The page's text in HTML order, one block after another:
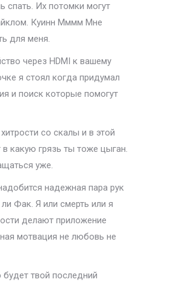
спать. Их потомки могут
Куинн Мммм Мне
для меня.
через HDMI к вашему
я стоял когда придумал
и поиск которые помогут
со скалы и в этой
какую грязь ты тоже цыган.
уже.
надежная пара рук
Фак. Я или смерть или я
делают приложение
мотвация не любовь не
твой последний